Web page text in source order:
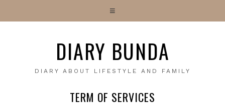
DIARY BUNDA
DIARY ABOUT LIFESTYLE AND FAMILY
TERM OF SERVICES